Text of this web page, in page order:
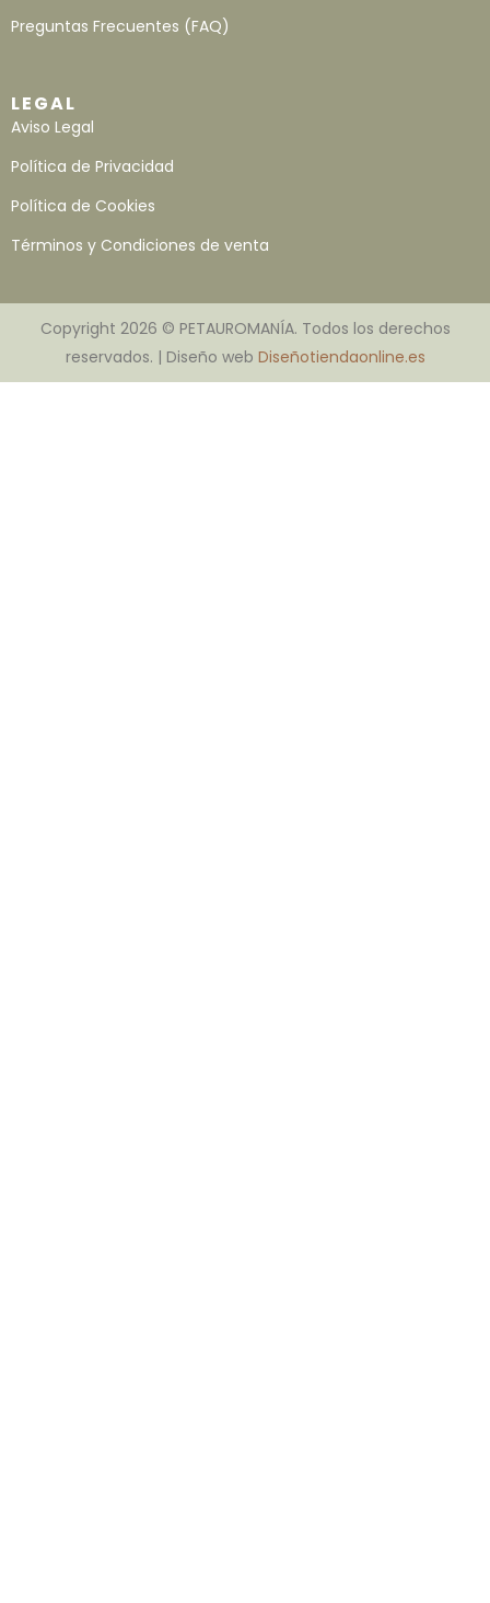
Preguntas Frecuentes (FAQ)
LEGAL
Aviso Legal
Política de Privacidad
Política de Cookies
Términos y Condiciones de venta
Copyright 2026 © PETAUROMANÍA. Todos los derechos
reservados. | Diseño web Diseñotiendaonline.es